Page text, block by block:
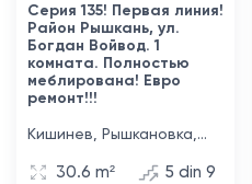
Серия 135! Первая линия!
Район Рышкань, ул.
Богдан Войвод. 1
комната. Полностью
меблирована! Евро
ремонт!!!
Кишинев, Рышкановка,
30.6 m² 5 din 9